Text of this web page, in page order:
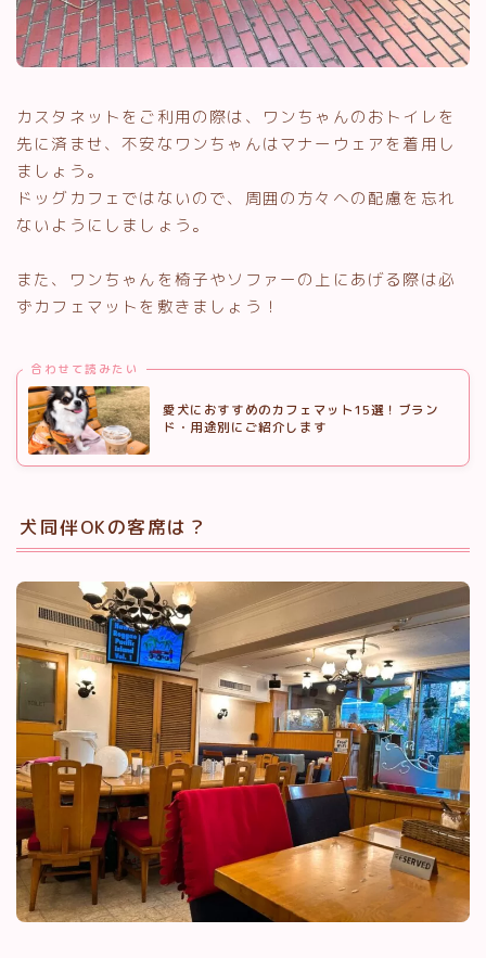
カスタネットをご利用の際は、ワンちゃんのおトイレを
先に済ませ、不安なワンちゃんはマナーウェアを着用し
ましょう。
ドッグカフェではないので、周囲の方々への配慮を忘れ
ないようにしましょう。
また、ワンちゃんを椅子やソファーの上にあげる際は必
ずカフェマットを敷きましょう！
合わせて読みたい
愛犬におすすめのカフェマット15選！ブラン
ド・用途別にご紹介します
犬同伴OKの客席は？